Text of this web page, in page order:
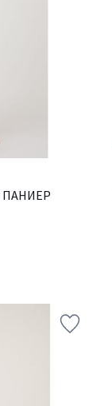
ПАНИЕР